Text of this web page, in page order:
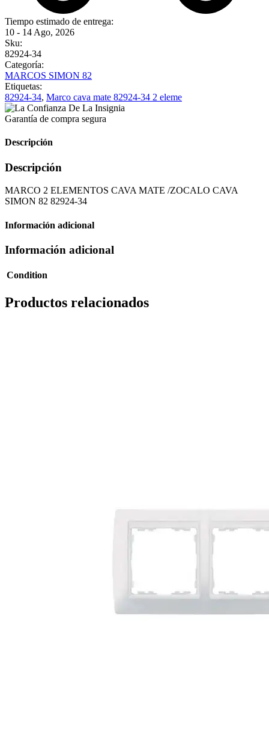
Tiempo estimado de entrega:
10 - 14 Ago, 2026
Sku:
82924-34
Categoría:
MARCOS SIMON 82
Etiquetas:
82924-34, Marco cava mate 82924-34 2 eleme
Garantía de compra segura
Descripción
Descripción
MARCO 2 ELEMENTOS CAVA MATE /ZOCALO CAVA
SIMON 82 82924-34
Información adicional
Información adicional
Condition
Productos relacionados